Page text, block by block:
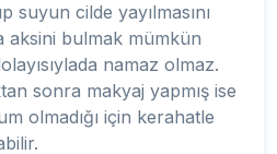
suyun cilde yayılmasını
aksini bulmak mümkün
namaz olmaz.
sonra makyaj yapmış ise
olmadığı için kerahatle